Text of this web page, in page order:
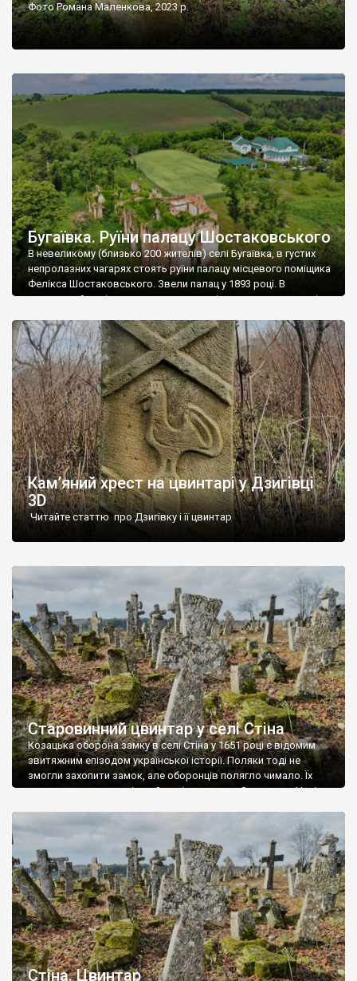
Фото Романа Маленкова, 2023 р.
Бугаївка. Руїни палацу Шостаковського
В невеликому (близько 200 жителів) селі Бугаївка, в густих
непролазних чагарях стоять руїни палацу місцевого поміщика
Фелікса Шостаковського. Звели палац у 1893 році. В
радянський період у ньому спочатку містилася школа, потім
століття тут розмістили туберкульозну лікарню. Коли із
палацу виїхала лікарня – ми точно не […]
Кам’яний хрест на цвинтарі у Дзигівці
3D
Читайте статтю про Дзигівку і її цвинтар
Старовинний цвинтар у селі Стіна
Козацька оборона замку в селі Стіна у 1651 році є відомим
звитяжним епізодом української історії. Поляки тоді не
змогли захопити замок, але оборонців полягло чимало. Їх
поховали на цвинтарі, який тоді називався Замковим. Нині на
ньому чимало хрестів 19 століття, є такі, де епітафії стер […]
Стіна. Цвинтар